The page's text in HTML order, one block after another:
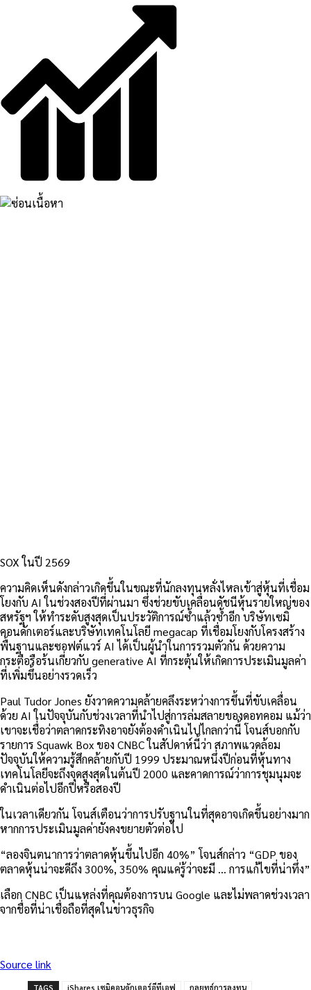
SOX ในปี 2569
ความคิดเห็นดังกล่าวเกิดขึ้นในขณะที่นักลงทุนหลั่งไหลเข้าสู่หุ้นที่เชื่อม
โยงกับ AI ในช่วงสองปีที่ผ่านมา ซึ่งช่วยขับเคลื่อนดัชนีหุ้นรายใหญ่ของ
สหรัฐฯ ให้ทำระดับสูงสุดเป็นประวัติการณ์ซ้ำแล้วซ้ำอีก บริษัทเซมิ
คอนดักเตอร์และบริษัทเทคโนโลยี megacap ที่เชื่อมโยงกับโครงสร้าง
พื้นฐานและซอฟต์แวร์ AI ได้เป็นผู้นำในการรวมตัวกัน ด้วยความ
กระตือรือร้นเกี่ยวกับ generative AI ที่กระตุ้นให้เกิดการประเมินมูลค่า
ที่เพิ่มขึ้นอย่างรวดเร็ว
Paul Tudor Jones ยังวาดความคล้ายคลึงระหว่างการขึ้นที่ขับเคลื่อน
ด้วย AI ในปัจจุบันกับช่วงเวลาที่นำไปสู่การล่มสลายของดอทคอม แม้ว่า
เขาจะเชื่อว่าตลาดกระทิงอาจยังต้องดำเนินไปไกลกว่านี้ โจนส์บอกกับ
รายการ Squawk Box ของ CNBC ในสัปดาห์นี้ว่า สภาพแวดล้อม
ปัจจุบันให้ความรู้สึกคล้ายกับปี 1999 ประมาณหนึ่งปีก่อนที่หุ้นทาง
เทคโนโลยีจะถึงจุดสูงสุดในต้นปี 2000 และคาดการณ์ว่าการชุมนุมจะ
ดำเนินต่อไปอีกปีหรือสองปี
ในเวลาเดียวกัน โจนส์เตือนว่าการปรับฐานในที่สุดอาจเกิดขึ้นอย่างมาก
หากการประเมินมูลค่ายังคงขยายตัวต่อไป
“ลองจินตนาการว่าตลาดหุ้นขึ้นไปอีก 40%” โจนส์กล่าว “GDP ของ
ตลาดหุ้นน่าจะดีถึง 300%, 350% คุณแค่รู้ว่าจะมี … การแก้ไขที่น่าทึ่ง”
เลือก CNBC เป็นแหล่งที่คุณต้องการบน Google และไม่พลาดช่วงเวลา
จากชื่อที่น่าเชื่อถือที่สุดในข่าวธุรกิจ
Source link
TAGS iShares เซมิคอนดักเตอร์อีทีเอฟ กลยุทธ์การลงทุน